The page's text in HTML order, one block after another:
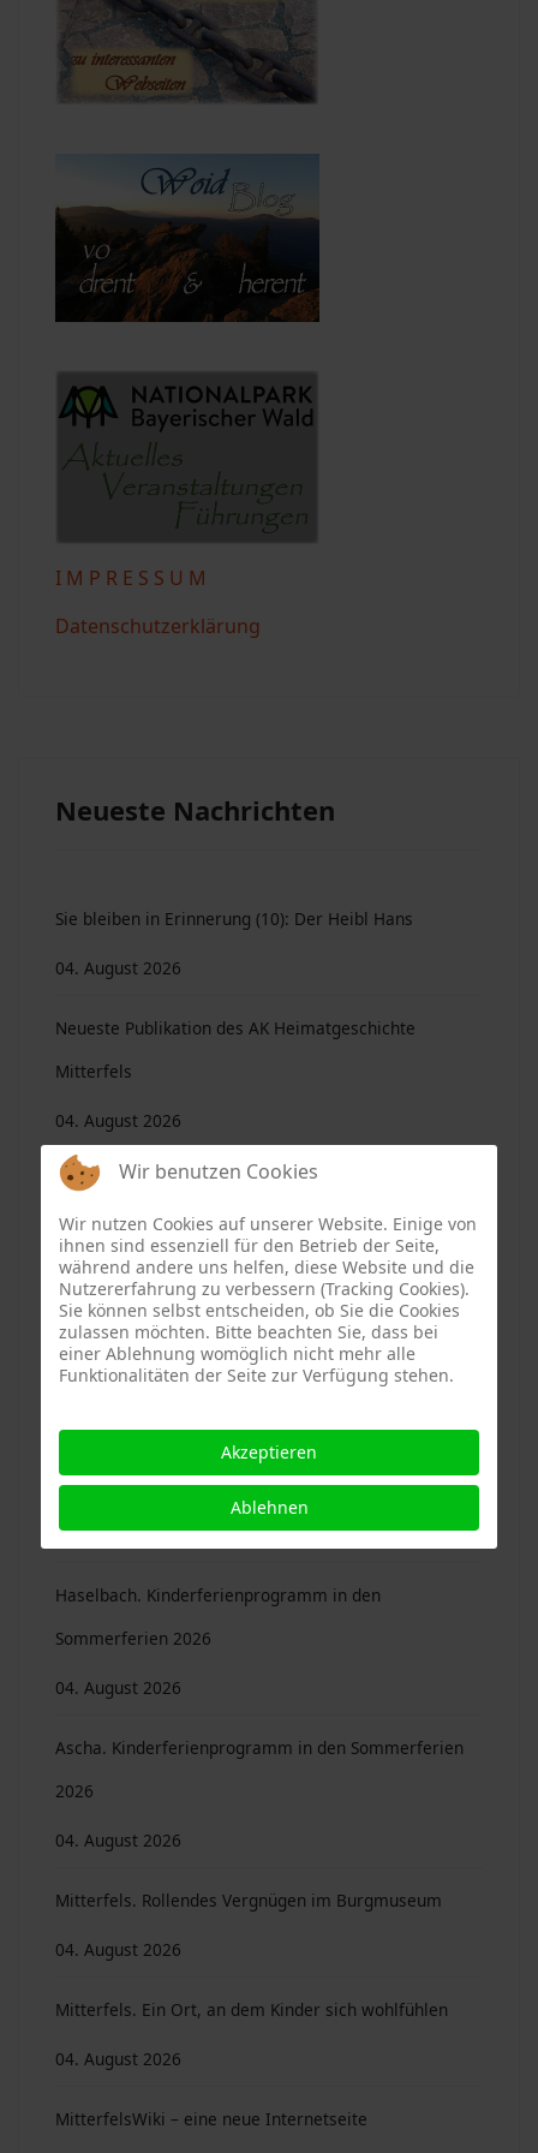
I M P R E S S U M
Datenschutzerklärung
Neueste Nachrichten
Sie bleiben in Erinnerung (10): Der Heibl Hans
04. August 2026
Neueste Publikation des AK Heimatgeschichte
Mitterfels
04. August 2026
AK Heimatgeschichte Mitterfels. Jahresprogramm
2026
04. August 2026
Haselbach. „Kirta“ mit Jubiläum
04. August 2026
Mitterfels. Kinderferienprogramm in der
Sommerferien 2026
04. August 2026
Haselbach. Kinderferienprogramm in den
Sommerferien 2026
04. August 2026
Ascha. Kinderferienprogramm in den Sommerferien
2026
04. August 2026
Mitterfels. Rollendes Vergnügen im Burgmuseum
04. August 2026
Mitterfels. Ein Ort, an dem Kinder sich wohlfühlen
04. August 2026
MitterfelsWiki – eine neue Internetseite
Wir benutzen Cookies
Wir nutzen Cookies auf unserer Website. Einige von
ihnen sind essenziell für den Betrieb der Seite,
während andere uns helfen, diese Website und die
Nutzererfahrung zu verbessern (Tracking Cookies).
Sie können selbst entscheiden, ob Sie die Cookies
zulassen möchten. Bitte beachten Sie, dass bei
einer Ablehnung womöglich nicht mehr alle
Funktionalitäten der Seite zur Verfügung stehen.
Akzeptieren
Ablehnen